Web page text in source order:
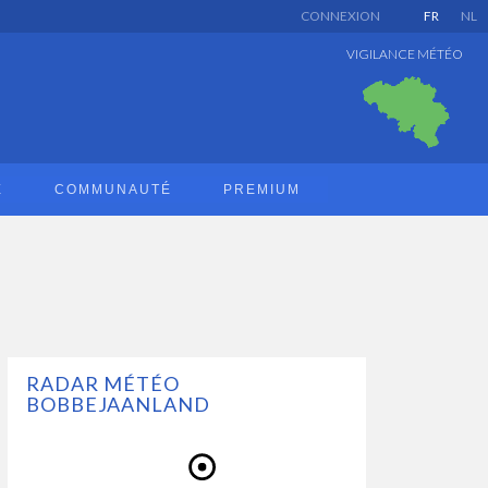
FR NL
CONNEXION
VIGILANCE MÉTÉO
COMMUNAUTÉ PREMIUM
RADAR MÉTÉO
BOBBEJAANLAND